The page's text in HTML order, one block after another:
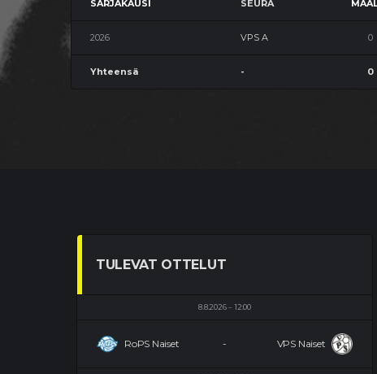
SARJAKAUSI SEURA
2026 VPS A 0
Yhteensä - 0
TULEVAT OTTELUT
8.8.2026 12:00
RoPS Naiset VPS Naiset
-